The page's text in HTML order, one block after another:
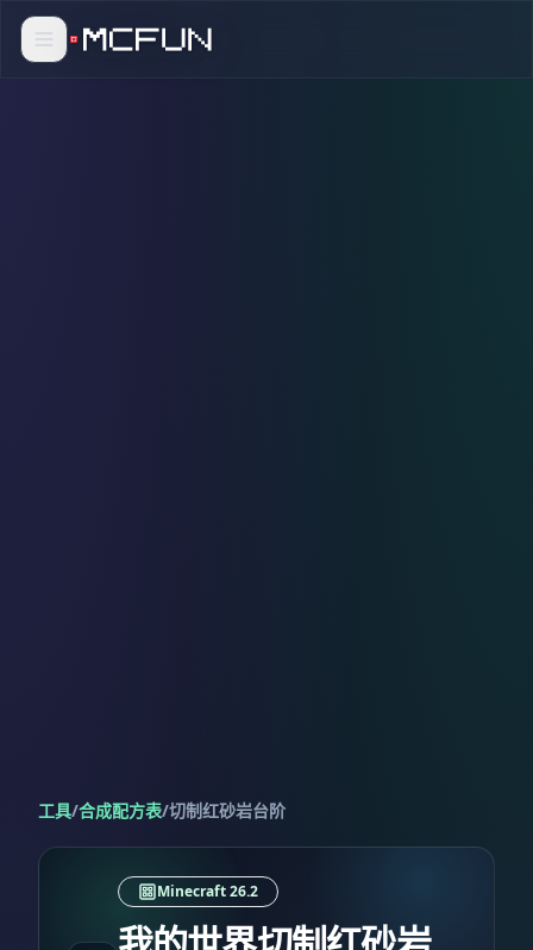
工具/合成配方表/切制红砂岩台阶
Minecraft 26.2